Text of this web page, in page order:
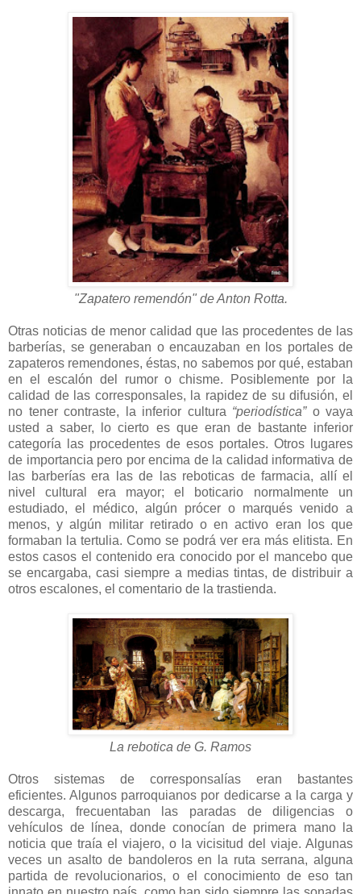
"Zapatero remendón" de Anton Rotta.
Otras noticias de menor calidad que las procedentes de las
barberías, se generaban o encauzaban en los portales de
zapateros remendones, éstas, no sabemos por qué, estaban
en el escalón del rumor o chisme. Posiblemente por la
calidad de las corresponsales, la rapidez de su difusión, el
no tener contraste, la inferior cultura “periodística” o vaya
usted a saber, lo cierto es que eran de bastante inferior
categoría las procedentes de esos portales. Otros lugares
de importancia pero por encima de la calidad informativa de
las barberías era las de las reboticas de farmacia, allí el
nivel cultural era mayor; el boticario normalmente un
estudiado, el médico, algún prócer o marqués venido a
menos, y algún militar retirado o en activo eran los que
formaban la tertulia. Como se podrá ver era más elitista. En
estos casos el contenido era conocido por el mancebo que
se encargaba, casi siempre a medias tintas, de distribuir a
otros escalones, el comentario de la trastienda.
La rebotica de G. Ramos
Otros sistemas de corresponsalías eran bastantes
eficientes. Algunos parroquianos por dedicarse a la carga y
descarga, frecuentaban las paradas de diligencias o
vehículos de línea, donde conocían de primera mano la
noticia que traía el viajero, o la vicisitud del viaje. Algunas
veces un asalto de bandoleros en la ruta serrana, alguna
partida de revolucionarios, o el conocimiento de eso tan